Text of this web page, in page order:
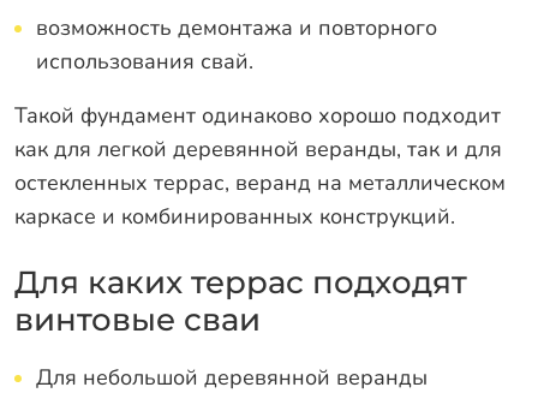
возможность демонтажа и повторного
использования свай.
Такой фундамент одинаково хорошо подходит
как для легкой деревянной веранды, так и для
остекленных террас, веранд на металлическом
каркасе и комбинированных конструкций.
Для каких террас подходят
винтовые сваи
Для небольшой деревянной веранды